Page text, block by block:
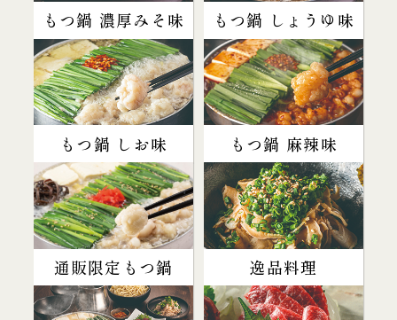
もつ鍋 濃厚みそ味 もつ鍋 しょうゆ味
もつ鍋 しお味 もつ鍋 麻辣味
通販限定もつ鍋 逸品料理